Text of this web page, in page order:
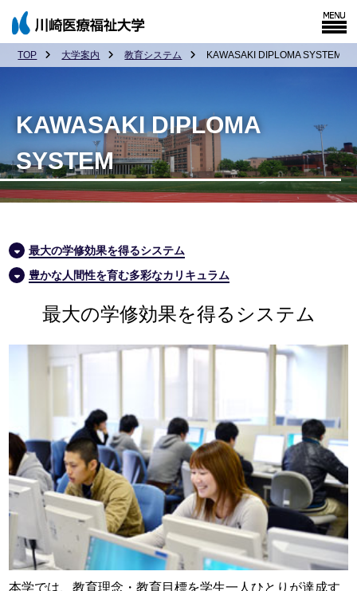
TOP 大学案内 教育システム KAWASAKI DIPLOMA SYSTEM
KAWASAKI DIPLOMA
SYSTEM
最大の学修効果を得るシステム
豊かな人間性を育む多彩なカリキュラム
最大の学修効果を得るシステム
本学では、教育理念・教育目標を学生一人ひとりが達成す